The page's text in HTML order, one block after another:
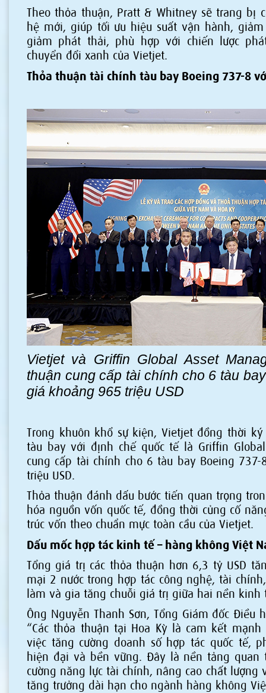
Theo thỏa thuận, Pratt & Whitney sẽ trang bị
hệ mới, giúp tối ưu hiệu suất vận hành,
giảm phát thải, phù hợp với chiến lược
chuyển đổi xanh của Vietjet.
Thỏa thuận tài chính tàu bay Boeing 737-8
Vietjet và Griffin Global Asset
thuận cung cấp tài chính cho 6 tàu
giá khoảng 965 triệu USD
Trong khuôn khổ sự kiện, Vietjet đồng thời
tàu bay với định chế quốc tế là Griffin
cung cấp tài chính cho 6 tàu bay Boeing
triệu USD.
Thỏa thuận đánh dấu bước tiến quan trọng
hóa nguồn vốn quốc tế, đồng thời củng cố
trúc vốn theo chuẩn mực toàn cầu của Vietjet.
Dấu mốc hợp tác kinh tế – hàng không Việt
Tổng giá trị các thỏa thuận hơn 6,3 tỷ USD
mại 2 nước trong hợp tác công nghệ, tài
làm và gia tăng chuỗi giá trị giữa hai nền kinh
Ông Nguyễn Thanh Sơn, Tổng Giám đốc Điều
“Các thỏa thuận tại Hoa Kỳ là cam kết
việc tăng cường doanh số hợp tác quốc tế,
hiện đại và bền vững. Đây là nền tảng quan
cường năng lực tài chính, nâng cao chất lượng
tăng trưởng dài hạn cho ngành hàng không